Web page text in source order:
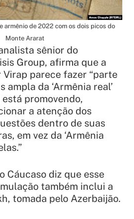
armênio de 2022 com os dois picos do
Monte Ararat
sênior do
Group, afirma que a
Virap parece fazer “parte
ampla da ‘Armênia real’
promovendo,
a atenção dos
dentro de suas
em vez da ‘Armênia
Cáucaso diz que esse
também inclui a
tomada pelo Azerbaijão.